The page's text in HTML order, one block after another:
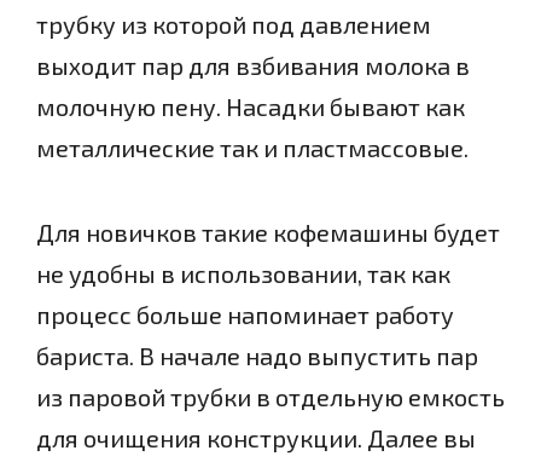
трубку из которой под давлением
выходит пар для взбивания молока в
молочную пену. Насадки бывают как
металлические так и пластмассовые.
Для новичков такие кофемашины будет
не удобны в использовании, так как
процесс больше напоминает работу
бариста. В начале надо выпустить пар
из паровой трубки в отдельную емкость
для очищения конструкции. Далее вы